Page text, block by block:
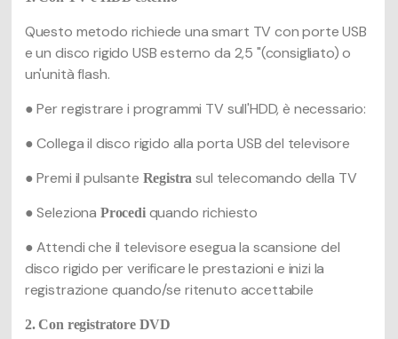
Questo metodo richiede una smart TV con porte USB
e un disco rigido USB esterno da 2,5 "(consigliato) o
un'unità flash.
● Per registrare i programmi TV sull'HDD, è necessario:
● Collega il disco rigido alla porta USB del televisore
● Premi il pulsante Registra sul telecomando della TV
● Seleziona Procediquando richiesto
● Attendi che il televisore esegua la scansione del
disco rigido per verificare le prestazioni e inizi la
registrazione quando/se ritenuto accettabile
2. Con registratore DVD